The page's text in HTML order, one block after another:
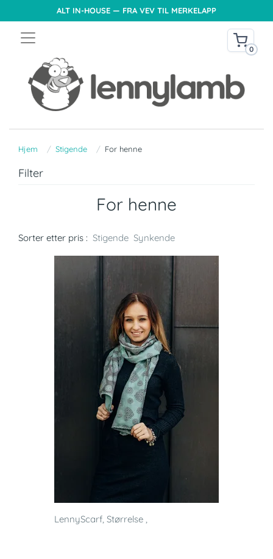
ALT IN-HOUSE — FRA VEV TIL MERKELAPP
0
Hjem Stigende For henne
Filter
For henne
Sorter etter pris : Stigende Synkende
LennyScarf, Størrelse ,